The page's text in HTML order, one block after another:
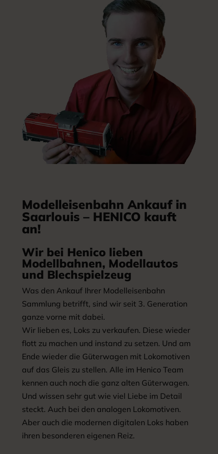
Modelleisenbahn Ankauf in
Saarlouis – HENICO kauft
an!
Wir bei Henico lieben
Modellbahnen, Modellautos
und Blechspielzeug
Was den Ankauf Ihrer Modelleisenbahn
Sammlung betrifft, sind wir seit 3. Generation
ganze vorne mit dabei.
Wir lieben es, Loks zu verkaufen. Diese wieder
flott zu machen und instand zu setzen. Und am
Ende wieder die Güterwagen mit Lokomotiven
auf das Gleis zu stellen. Alle im Henico Team
kennen auch noch die ganz alten Güterwagen.
Und wissen sehr gut wie viel Liebe im Detail
steckt. Auch bei den analogen Lokomotiven.
Aber auch die modernen digitalen Loks haben
ihren besonderen eigenen Reiz.